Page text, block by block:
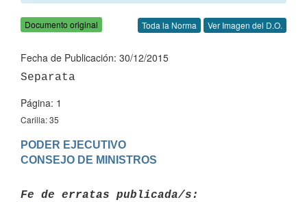
Documento original Toda la Norma Ver Imagen del D.O.
Fecha de Publicación: 30/12/2015
Página: 1
Carilla: 35
PODER EJECUTIVO
Fe de erratas publicada/s: